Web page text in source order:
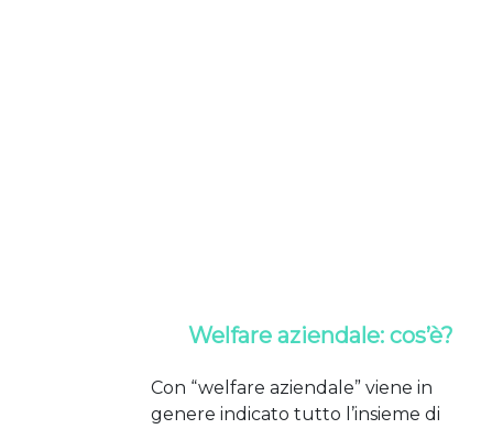
Welfare aziendale: cos’è?
Con “welfare aziendale” viene in
genere indicato tutto l’insieme di